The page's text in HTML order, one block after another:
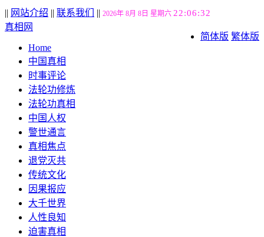
|| 网站介绍 || 联系我们 || 2026年 8月 8日 星期六 22:06:33
简体版 繁体版
真相网
Home
中国真相
时事评论
法轮功修炼
法轮功真相
中国人权
警世通言
真相焦点
退党灭共
传统文化
因果报应
大千世界
人性良知
迫害真相